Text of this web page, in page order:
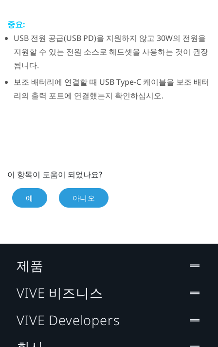
중요:
USB 전원 공급(USB PD)을 지원하지 않고 30W의 전원을
지원할 수 있는 전원 소스로 헤드셋을 사용하는 것이 권장
됩니다.
보조 배터리에 연결할 때 USB Type-C케이블을 보조 배터
리의 출력 포트에 연결했는지 확인하십시오.
이 항목이 도움이 되었나요?
예 아니오
제품
VIVE 비즈니스
VIVE Developers